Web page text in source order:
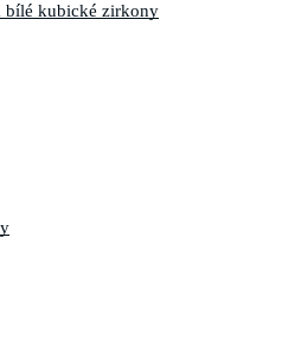
bílé kubické zirkony